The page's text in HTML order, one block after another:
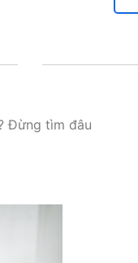
Đừng tìm đâu